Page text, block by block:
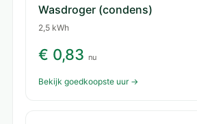
Wasdroger (condens)
2,5 kWh
€ 0,83 nu
Bekijk goedkoopste uur →